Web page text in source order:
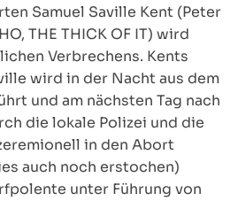
Samuel Saville Kent (Peter
THE THICK OF IT) wird
Verbrechens. Kents
wird in der Nacht aus dem
und am nächsten Tag nach
die lokale Polizei und die
in den Abort
auch noch erstochen)
unter Führung von